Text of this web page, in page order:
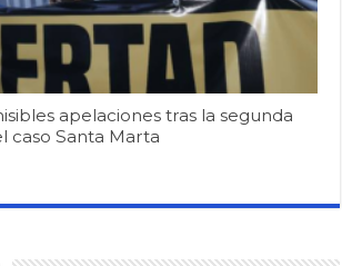
apelaciones tras la segunda
caso Santa Marta